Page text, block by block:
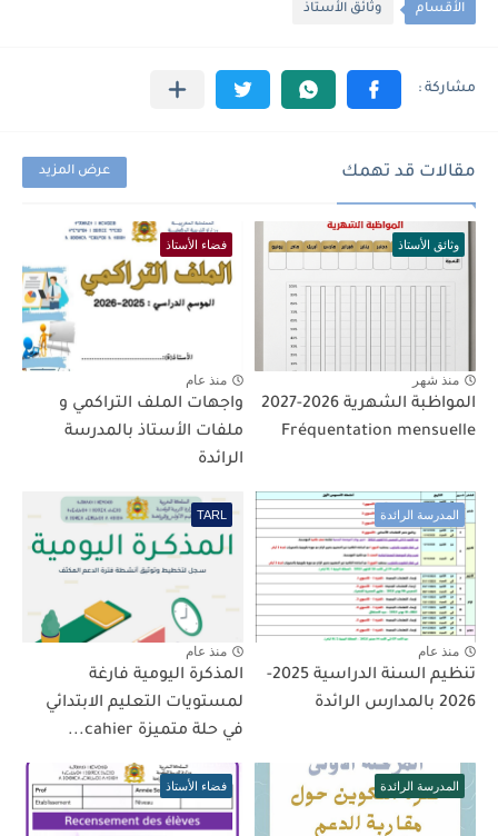
الأقسام وثائق الأستاذ
مقالات قد تهمك عرض المزيد
وثائق الأستاذ
منذ شهر
المواظبة الشهرية 2026-2027
Fréquentation mensuelle
فضاء الأستاذ
منذ عام
واجهات الملف التراكمي و
ملفات الأستاذ بالمدرسة
الرائدة
المدرسة الرائدة
منذ عام
تنظيم السنة الدراسية 2025-
2026 بالمدارس الرائدة
TARL
منذ عام
المذكرة اليومية فارغة
لمستويات التعليم الابتدائي
في حلة متميزة cahier...
المدرسة الرائدة فضاء الأستاذ